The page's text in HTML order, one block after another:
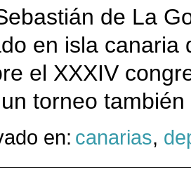
de La
en isla canaria
el XXXIV
torneo
en: canarias,